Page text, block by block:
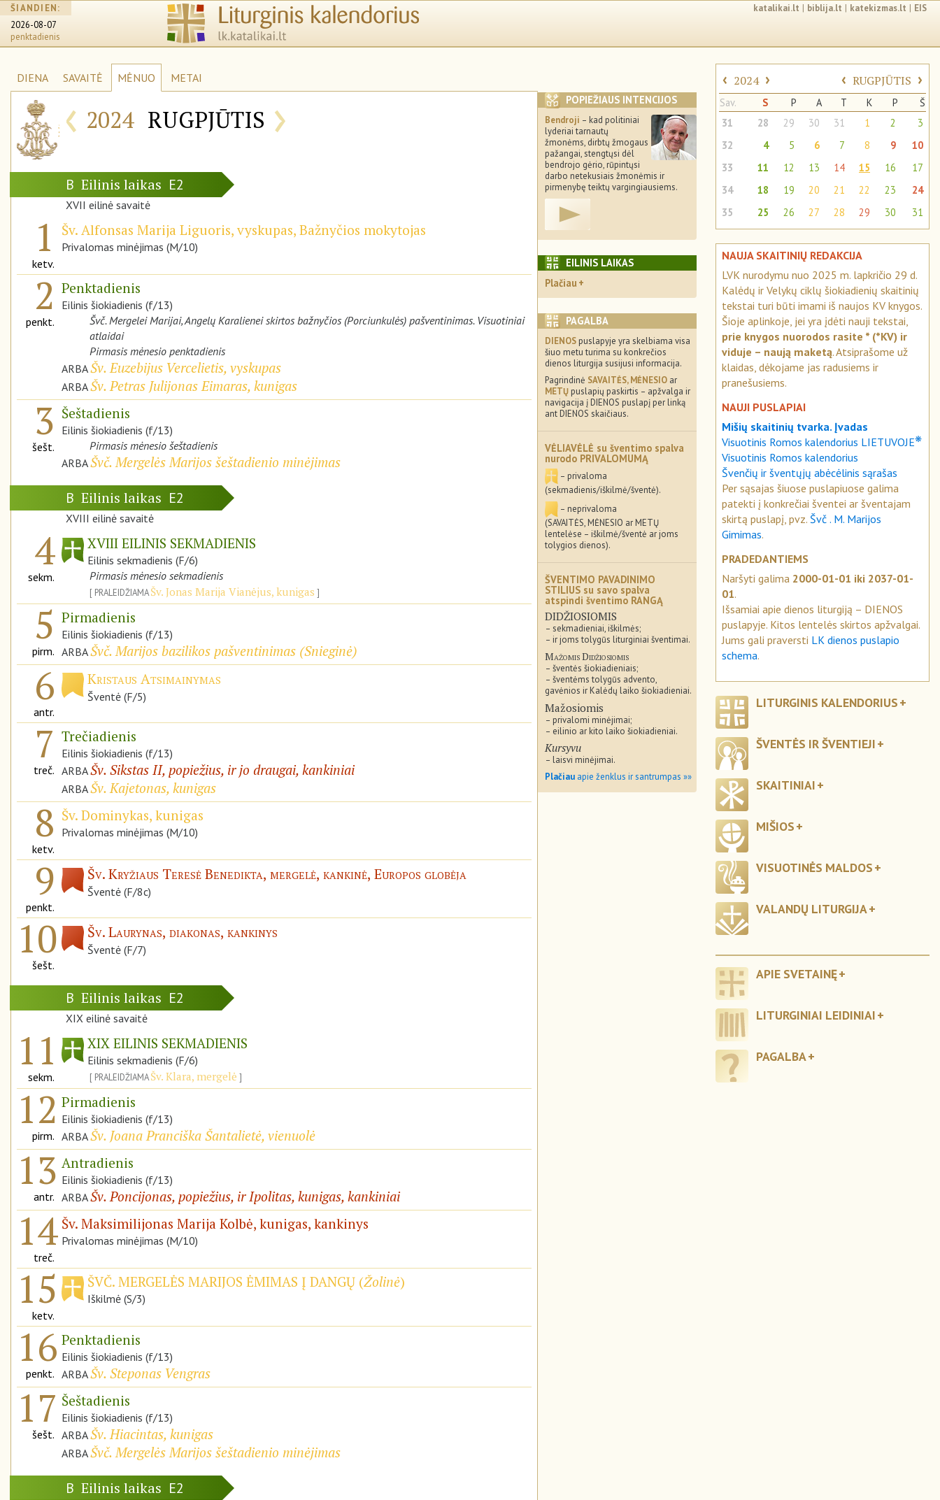
ŠIANDIEN:
2026-08-07
penktadienis
katalikai.lt | biblija.lt | katekizmas.lt | EIS
DIENA SAVAITĖ MĖNUO METAI
‹ 2024 RUGPJŪTIS ›
B Eilinis laikas E2
XVII eilinė savaitė
1
ketv.
Šv. Alfonsas Marija Liguoris, vyskupas, Bažnyčios mokytojas
Privalomas minėjimas (M/10)
2
penkt.
Penktadienis
Eilinis šiokiadienis (f/13)
Švč. Mergelei Marijai, Angelų Karalienei skirtos bažnyčios (Porciunkulės) pašventinimas. Visuotiniai
atlaidai
Pirmasis mėnesio penktadienis
ARBAŠv. Euzebijus Vercelietis, vyskupas
ARBAŠv. Petras Julijonas Eimaras, kunigas
3
šešt.
Šeštadienis
Eilinis šiokiadienis (f/13)
Pirmasis mėnesio šeštadienis
ARBAŠvč. Mergelės Marijos šeštadienio minėjimas
B Eilinis laikas E2
XVIII eilinė savaitė
4
sekm.
XVIII EILINIS SEKMADIENIS
Eilinis sekmadienis (F/6)
Pirmasis mėnesio sekmadienis
PRALEIDŽIAMAŠv. Jonas Marija Vianėjus, kunigas
5
pirm.
Pirmadienis
Eilinis šiokiadienis (f/13)
ARBAŠvč. Marijos bazilikos pašventinimas (Snieginė)
6
antr.
Kristaus Atsimainymas
Šventė (F/5)
7
treč.
Trečiadienis
Eilinis šiokiadienis (f/13)
ARBAŠv. Sikstas II, popiežius, ir jo draugai, kankiniai
ARBAŠv. Kajetonas, kunigas
8
ketv.
Šv. Dominykas, kunigas
Privalomas minėjimas (M/10)
9
penkt.
Šv. Kryžiaus Teresė Benedikta, mergelė, kankinė, Europos globėja
Šventė (F/8c)
10
šešt.
Šv. Laurynas, diakonas, kankinys
Šventė (F/7)
B Eilinis laikas E2
XIX eilinė savaitė
11
sekm.
XIX EILINIS SEKMADIENIS
Eilinis sekmadienis (F/6)
PRALEIDŽIAMAŠv. Klara, mergelė
12
pirm.
Pirmadienis
Eilinis šiokiadienis (f/13)
ARBAŠv. Joana Pranciška Šantalietė, vienuolė
13
antr.
Antradienis
Eilinis šiokiadienis (f/13)
ARBAŠv. Poncijonas, popiežius, ir Ipolitas, kunigas, kankiniai
14
treč.
Šv. Maksimilijonas Marija Kolbė, kunigas, kankinys
Privalomas minėjimas (M/10)
15
ketv.
ŠVČ. MERGELĖS MARIJOS ĖMIMAS Į DANGŲ (Žolinė)
Iškilmė (S/3)
16
penkt.
Penktadienis
Eilinis šiokiadienis (f/13)
ARBAŠv. Steponas Vengras
17
šešt.
Šeštadienis
Eilinis šiokiadienis (f/13)
ARBAŠv. Hiacintas, kunigas
ARBAŠvč. Mergelės Marijos šeštadienio minėjimas
B Eilinis laikas E2
POPIEŽIAUS INTENCIJOS
Bendroji – kad politiniai
lyderiai tarnautų
žmonėms, dirbtų žmogaus
pažangai, stengtųsi dėl
bendrojo gėrio, rūpintųsi
darbo netekusiais žmonėmis ir
pirmenybę teiktų vargingiausiems.
EILINIS LAIKAS
Plačiau
PAGALBA
DIENOS puslapyje yra skelbiama visa
šiuo metu turima su konkrečios
dienos liturgija susijusi informacija.
Pagrindinė SAVAITĖS, MĖNESIO ar
METŲ puslapių paskirtis – apžvalga ir
navigacija į DIENOS puslapį per linką
ant DIENOS skaičiaus.
VĖLIAVĖLĖ su šventimo spalva
nurodo PRIVALOMUMĄ
– privaloma
(sekmadienis/iškilmė/šventė).
– neprivaloma
(SAVAITĖS, MĖNESIO ar METŲ
lentelėse – iškilmė/šventė ar joms
tolygios dienos).
ŠVENTIMO PAVADINIMO
STILIUS su savo spalva
atspindi šventimo RANGĄ
DIDŽIOSIOMIS
– sekmadieniai, iškilmės;
– ir joms tolygūs liturginiai šventimai.
Mažomis Didžiosiomis
– šventės šiokiadieniais;
– šventėms tolygūs advento,
gavėnios ir Kalėdų laiko šiokiadieniai.
Mažosiomis
– privalomi minėjimai;
– eilinio ar kito laiko šiokiadieniai.
Kursyvu
– laisvi minėjimai.
Plačiau apie ženklus ir santrumpas »»
‹ 2024 › ‹ RUGPJŪTIS ›
Sav. S P A T K P
Š
31
28 29 30 31 1 2
3
32
4 5 6 7 8 9
10
33
11 12 13 14 15 16
17
34
18 19 20 21 22 23
24
35
25 26 27 28 29 30 31
NAUJA SKAITINIŲ REDAKCIJA
LVK nurodymu nuo 2025 m. lapkričio 29 d.
Kalėdų ir Velykų ciklų šiokiadienių skaitinių
tekstai turi būti imami iš naujos KV knygos.
Šioje aplinkoje, jei yra įdėti nauji tekstai,
prie knygos nuorodos rasite * (*KV) ir
viduje – naują maketą. Atsiprašome už
klaidas, dėkojame jas radusiems ir
pranešusiems.
NAUJI PUSLAPIAI
Mišių skaitinių tvarka. Įvadas
Visuotinis Romos kalendorius LIETUVOJE❋
Visuotinis Romos kalendorius
Švenčių ir šventųjų abėcėlinis sąrašas
Per sąsajas šiuose puslapiuose galima
patekti į konkrečiai šventei ar šventajam
skirtą puslapį, pvz. Švč . M. Marijos
Gimimas.
PRADEDANTIEMS
Naršyti galima 2000-01-01 iki 2037-01-
01.
Išsamiai apie dienos liturgiją – DIENOS
puslapyje. Kitos lentelės skirtos apžvalgai.
Jums gali praversti LK dienos puslapio
schema.
LITURGINIS KALENDORIUS
ŠVENTĖS IR ŠVENTIEJI
SKAITINIAI
MIŠIOS
VISUOTINĖS MALDOS
VALANDŲ LITURGIJA
APIE SVETAINĘ
LITURGINIAI LEIDINIAI
PAGALBA